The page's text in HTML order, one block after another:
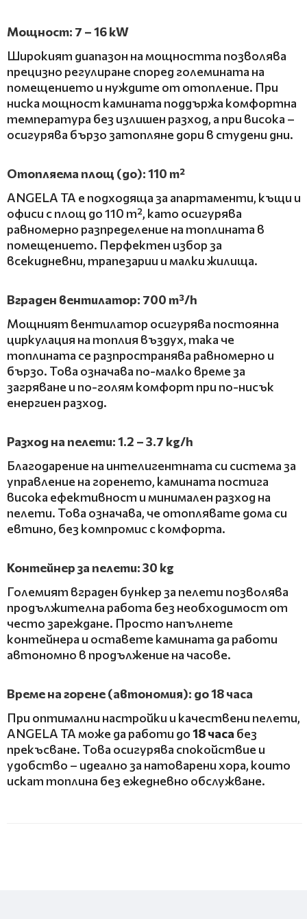
Мощност: 7 – 16 kW
Широкият диапазон на мощността позволява
прецизно регулиране според големината на
помещението и нуждите от отопление. При
ниска мощност камината поддържа комфортна
температура без излишен разход, а при висока –
осигурява бързо затопляне дори в студени дни.
Отопляема площ (до): 110 m²
ANGELA TA е подходяща за апартаменти, къщи и
офиси с площ до 110 m², като осигурява
равномерно разпределение на топлината в
помещението. Перфектен избор за
всекидневни, трапезарии и малки жилища.
Вграден вентилатор: 700 m³/h
Мощният вентилатор осигурява постоянна
циркулация на топлия въздух, така че
топлината се разпространява равномерно и
бързо. Това означава по-малко време за
загряване и по-голям комфорт при по-нисък
енергиен разход.
Разход на пелети: 1.2 – 3.7 kg/h
Благодарение на интелигентната си система за
управление на горенето, камината постига
висока ефективност и минимален разход на
пелети. Това означава, че отоплявате дома си
евтино, без компромис с комфорта.
Контейнер за пелети: 30 kg
Големият вграден бункер за пелети позволява
продължителна работа без необходимост от
често зареждане. Просто напълнете
контейнера и оставете камината да работи
автономно в продължение на часове.
Време на горене (автономия): до 18 часа
При оптимални настройки и качествени пелети,
ANGELA TA може да работи до18 часа без
прекъсване. Това осигурява спокойствие и
удобство – идеално за натоварени хора, които
искат топлина без ежедневно обслужване.